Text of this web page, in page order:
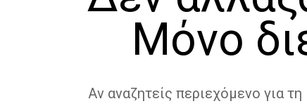
Μόνο
Αν αναζητείς περιεχόμενο για